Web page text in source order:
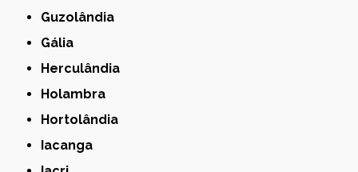
Guzolândia
Gália
Herculândia
Holambra
Hortolândia
Iacanga